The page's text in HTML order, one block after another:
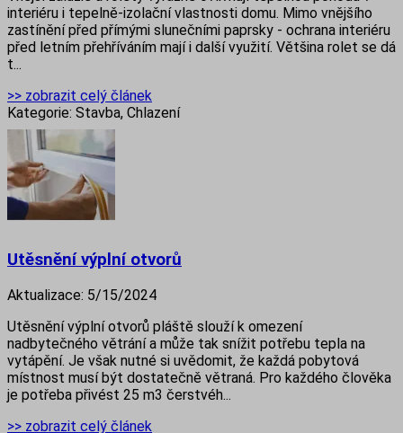
interiéru i tepelně-izolační vlastnosti domu. Mimo vnějšího
zastínění před přímými slunečními paprsky - ochrana interiéru
před letním přehříváním mají i další využití. Většina rolet se dá
t...
>> zobrazit celý článek
Kategorie: Stavba, Chlazení
Utěsnění výplní otvorů
Aktualizace: 5/15/2024
Utěsnění výplní otvorů pláště slouží k omezení
nadbytečného větrání a může tak snížit potřebu tepla na
vytápění. Je však nutné si uvědomit, že každá pobytová
místnost musí být dostatečně větraná. Pro každého člověka
je potřeba přivést 25 m3 čerstvéh...
>> zobrazit celý článek